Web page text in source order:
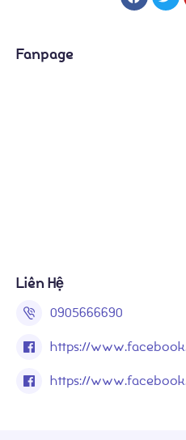
Fanpage
Liên Hệ
0905666690
https://
https://